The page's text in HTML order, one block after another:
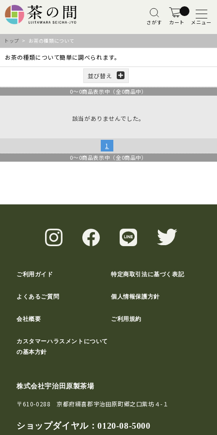
さがす カート メニュー
トップ > お茶の種類について
お茶の種類について簡単に調べられます。
並び替え
0～0商品表示中（全0商品中）
該当がありませんでした。
1
0～0商品表示中（全0商品中）
ご利用ガイド 特定商取引法に基づく表記
よくあるご質問 個人情報保護方針
会社概要 ご利用規約
カスタマーハラスメントについて
の基本方針
株式会社宇治田原製茶場
〒610-0288 京都府綴喜郡宇治田原町郷之口紫坊４-１
ショップダイヤル：0120-08-5000